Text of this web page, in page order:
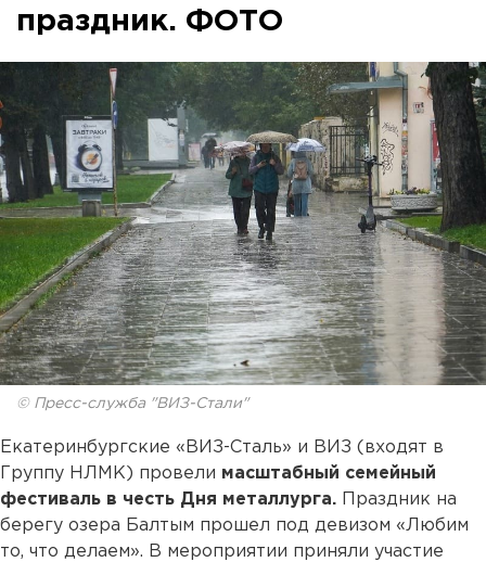
праздник. ФОТО
© Пресс-служба "ВИЗ-Стали"
Екатеринбургские «ВИЗ-Сталь» и ВИЗ (входят в
Группу НЛМК) провели масштабный семейный
фестиваль в честь Дня металлурга. Праздник на
берегу озера Балтым прошел под девизом «Любим
то, что делаем». В мероприятии приняли участие